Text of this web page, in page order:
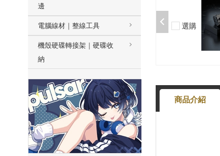
邊
電腦線材｜整線工具
機殼硬碟轉接架｜硬碟收
納
入 000377000013*10
$50
選購
商品介紹